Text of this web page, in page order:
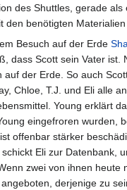
des Shuttles, gerade
den benötigten
Besuch auf der Erde
dass Scott sein Vater ist.
der Erde. So auch
Chloe, T.J. und Eli alle
Young erklärt
eingefroren wurden,
offenbar stärker
Eli zur Datenbank,
zwei von ihnen heute
derjenige zu